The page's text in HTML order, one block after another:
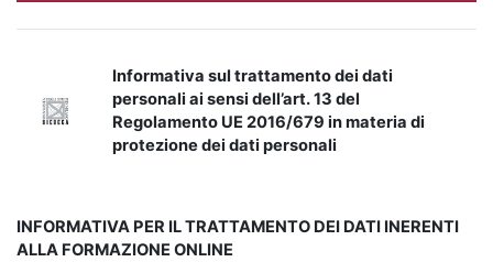
Informativa sul trattamento dei dati
personali ai sensi dell’art. 13 del
Regolamento UE 2016/679 in materia di
protezione dei dati personali
INFORMATIVA PER IL TRATTAMENTO DEI DATI INERENTI
ALLA FORMAZIONE ONLINE